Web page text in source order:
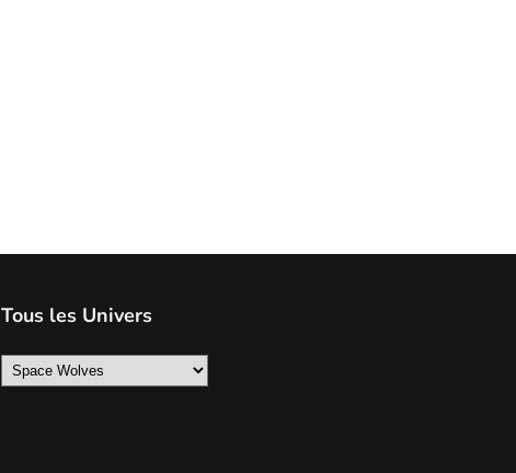
Tous les Univers